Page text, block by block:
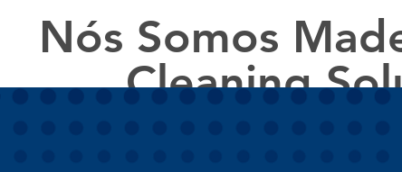
Nós Somos
Cleaning